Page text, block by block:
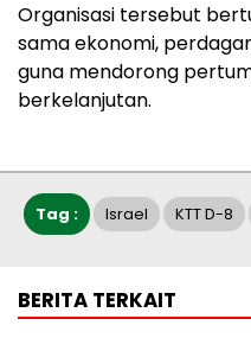
Organisasi tersebut
sama ekonomi,
guna mendorong
berkelanjutan.
Tag : Israel KTT D-8
BERITA TERKAIT